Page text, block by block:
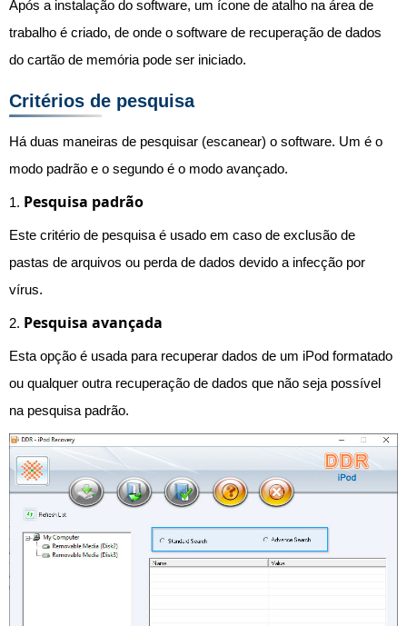
Após a instalação do software, um ícone de atalho na área de
trabalho é criado, de onde o software de recuperação de dados
do cartão de memória pode ser iniciado.
Critérios de pesquisa
Há duas maneiras de pesquisar (escanear) o software. Um é o
modo padrão e o segundo é o modo avançado.
1. Pesquisa padrão
Este critério de pesquisa é usado em caso de exclusão de
pastas de arquivos ou perda de dados devido a infecção por
vírus.
2. Pesquisa avançada
Esta opção é usada para recuperar dados de um iPod formatado
ou qualquer outra recuperação de dados que não seja possível
na pesquisa padrão.